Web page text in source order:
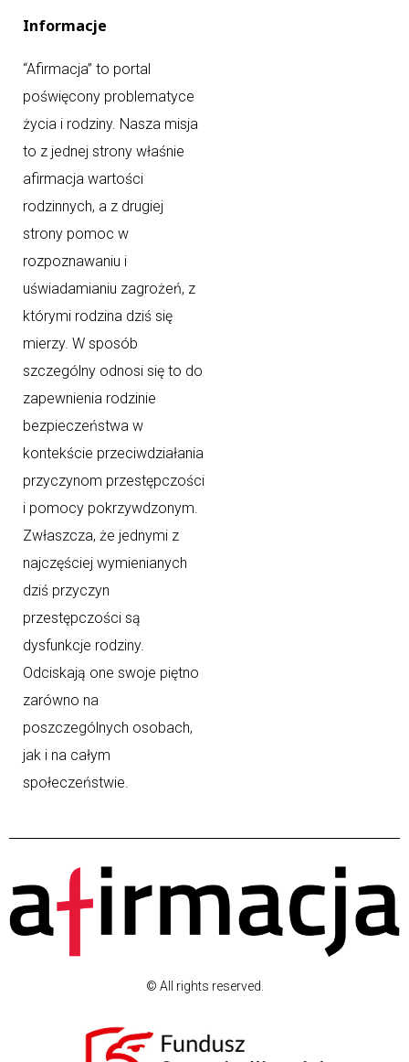
Informacje
“Afirmacja” to portal
poświęcony problematyce
życia i rodziny. Nasza misja
to z jednej strony właśnie
afirmacja wartości
rodzinnych, a z drugiej
strony pomoc w
rozpoznawaniu i
uświadamianiu zagrożeń, z
którymi rodzina dziś się
mierzy. W sposób
szczególny odnosi się to do
zapewnienia rodzinie
bezpieczeństwa w
kontekście przeciwdziałania
przyczynom przestępczości
i pomocy pokrzywdzonym.
Zwłaszcza, że jednymi z
najczęściej wymienianych
dziś przyczyn
przestępczości są
dysfunkcje rodziny.
Odciskają one swoje piętno
zarówno na
poszczególnych osobach,
jak i na całym
społeczeństwie.
© All rights reserved.